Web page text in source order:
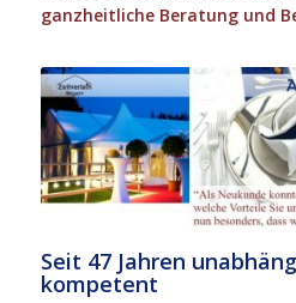
ganzheitliche Beratung und
Seit 47 Jahren
kompetent